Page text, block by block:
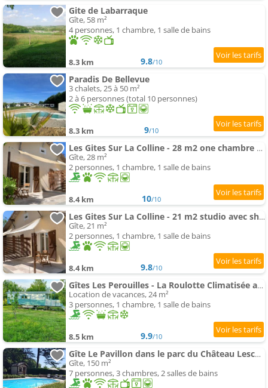
Gite de Labarraque
Gîte, 58 m²
4 personnes, 1 chambre, 1 salle de bains
8.3 km 9.8/10
Paradis De Bellevue
3 chalets, 25 à 50 m²
2 à 6 personnes (total 10 personnes)
8.3 km 9/10
Les Gites Sur La Colline - 28 m2 one chambre gite avec shared piscine
Gîte, 28 m²
2 personnes, 1 chambre, 1 salle de bains
8.4 km 10/10
Les Gites Sur La Colline - 21 m2 studio avec shared piscine
Gîte, 21 m²
2 personnes, 1 chambre, 1 salle de bains
8.4 km 9.8/10
Gîtes Les Perouilles - La Roulotte Climatisée avec spa de Josépha
Location de vacances, 24 m²
3 personnes, 1 chambre, 1 salle de bains
8.5 km 9.9/10
Gîte Le Pavillon dans le parc du Château Lescaut
Gîte, 150 m²
7 personnes, 3 chambres, 2 salles de bains